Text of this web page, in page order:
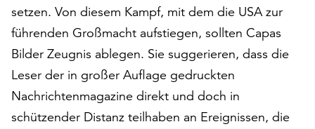
und
widerrufen.
Dafür
steht
Ihnen
am
Ende
setzen. Von diesem Kampf, mit dem die USA zur
führenden Großmacht aufstiegen, sollten Capas
Bilder Zeugnis ablegen. Sie suggerieren, dass die
Leser der in großer Auflage gedruckten
Nachrichtenmagazine direkt und doch in
schützender Distanz teilhaben an Ereignissen, die